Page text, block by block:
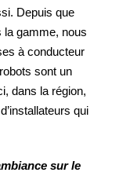
Depuis que
la gamme, nous
à conducteur
sont un
dans la région,
qui
sur le